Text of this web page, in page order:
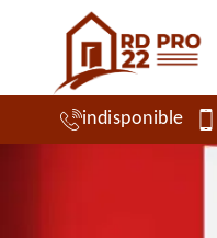
indisponible